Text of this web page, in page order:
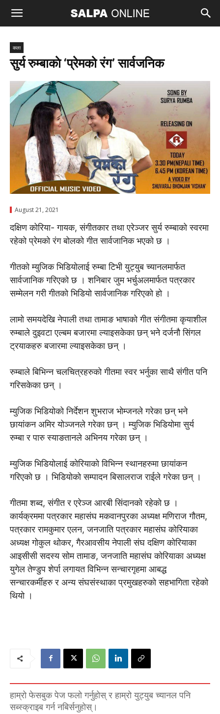
कला
सुर्य रुम्बाकाे ‘प्रेमको रंग’ सार्वजनिक
August 21, 2021
दक्षिण कोरिया- गायक, संगीतकार तथा एरेञ्जर सुर्य रुम्बाको स्वरमा
रहेको प्रेमको रंग बोलको गीत सार्वजानिक भएको छ ।
गीतको म्युजिक भिडियोलाई रुम्बा टिभी युट्युब च्यानलमार्फत
सार्वजानिक गरिएको छ । शनिबार जुम भर्चुअलमार्फत पत्रकार
सम्मेलन गरी गीतको भिडियो सार्वजानिक गरिएको हो ।
लामो समयदेखि नेपाली तथा तामाङ भाषाको गीत संगीतमा कृयाशील
रुम्बाले दुइवटा एल्बम बजारमा ल्याइसकेका छन् भने दर्जनौ सिंगल
ट्रयाकहरु बजारमा ल्याइसकेका छन् ।
रुम्बाले बिभिन्न चलचित्रहरुको गीतमा स्वर भर्नुका साथै संगीत पनि
गरिसकेका छन् ।
म्युजिक भिडियोको निर्देशन शुभराज भोम्जनले गरेका छन् भने
छायांकन अमिर योञ्जनले गरेका छन् । म्युजिक भिडियोमा सुर्य
रुम्बा र पारु स्याङतानले अभिनय गरेका छन् ।
म्युजिक भिडियोलाई कोरियाको विभिन्न स्थानहरुमा छायांकन
गरिएको छ । भिडियोको सम्पादन बिसालराज राईले गरेका छन् ।
गीतमा शब्द, संगीत र एरेञ्ज आरबी सिंदानको रहेको छ ।
कार्यक्रममा पत्रकार महासंघ मकवानपुरका अध्यक्ष मणिराज गौतम,
पत्रकार रामकुमार एलन, जनजाति पत्रकार महासंघ कोरियाका
अध्यक्ष गोकुल थोकर, गैरआवसीय नेपाली संघ दक्षिण कोरियाका
आइसीसी सदस्य सोम तामाङ, जनजाति महासंघ कोरियाका अध्यक्ष
युगेल तेण्डुप शेर्पा लगायत विभिन्न सन्चारगृहमा आबद्ध
सन्चारकर्मीहरु र अन्य संघसंस्थाका प्रमुखहरुकाे सहभागिता रहेको
थियाे ।
हाम्रो फेसबुक पेज फलो गर्नुहोस् र हाम्रो युट्युब च्यानल पनि
सब्स्क्राइब गर्न नबिर्सनुहोस्।